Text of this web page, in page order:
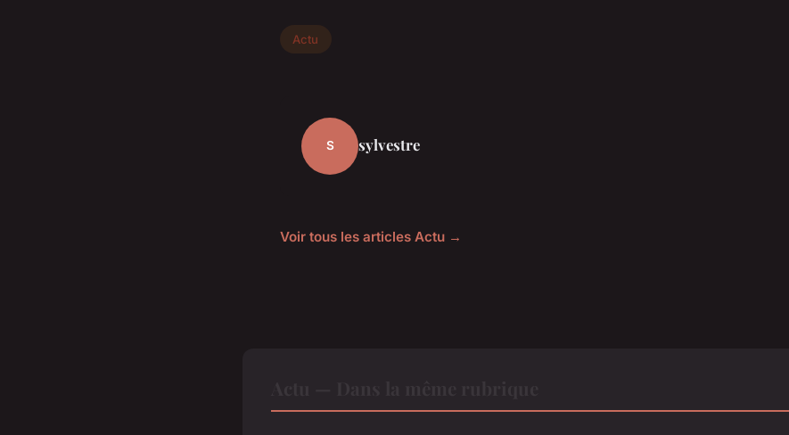
Actu
S sylvestre
Voir tous les articles Actu →